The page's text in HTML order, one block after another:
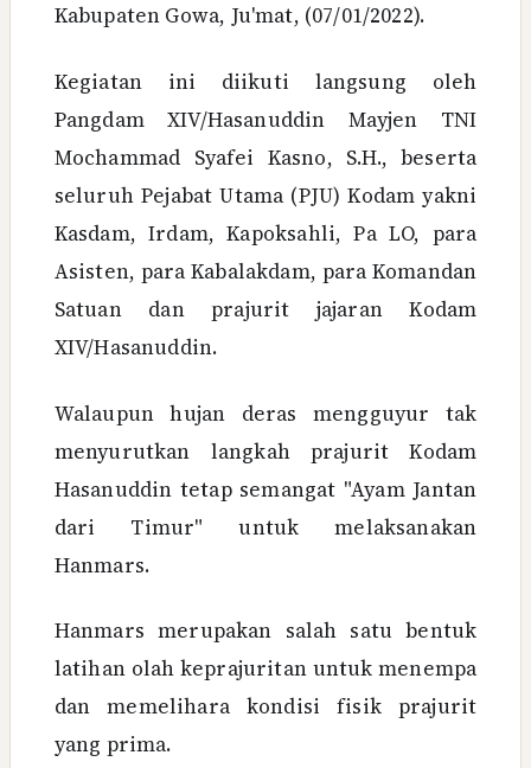
Kabupaten Gowa, Ju'mat, (07/01/2022).
Kegiatan ini diikuti langsung oleh
Pangdam XIV/Hasanuddin Mayjen TNI
Mochammad Syafei Kasno, S.H., beserta
seluruh Pejabat Utama (PJU) Kodam yakni
Kasdam, Irdam, Kapoksahli, Pa LO, para
Asisten, para Kabalakdam, para Komandan
Satuan dan prajurit jajaran Kodam
XIV/Hasanuddin.
Walaupun hujan deras mengguyur tak
menyurutkan langkah prajurit Kodam
Hasanuddin tetap semangat "Ayam Jantan
dari Timur" untuk melaksanakan
Hanmars.
Hanmars merupakan salah satu bentuk
latihan olah keprajuritan untuk menempa
dan memelihara kondisi fisik prajurit
yang prima.